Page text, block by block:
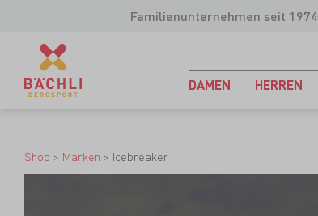
Familienunternehmen seit 1974
DAMEN HERREN
Shop > Marken > Icebreaker